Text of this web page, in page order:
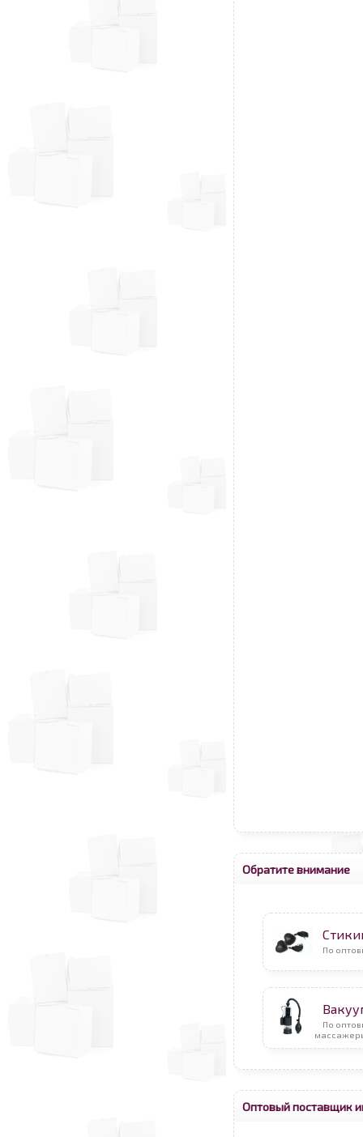
Обратите внимание
По
По
Оптовый поставщик